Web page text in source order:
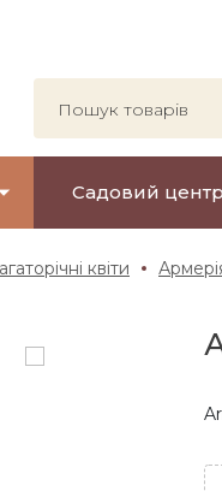
Садовий центр
квіти